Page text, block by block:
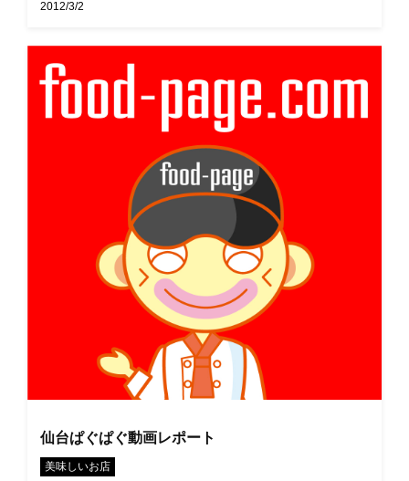
2012/3/2
仙台ぱぐぱぐ動画レポート
美味しいお店